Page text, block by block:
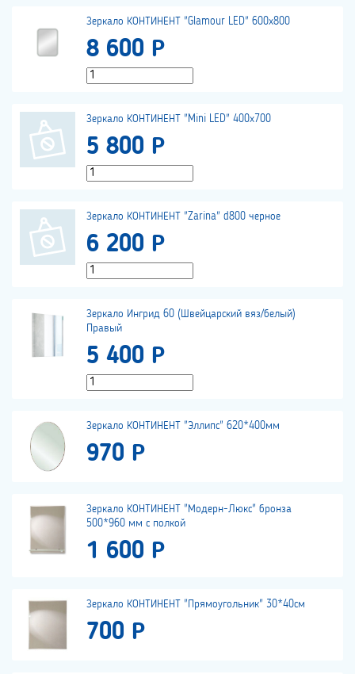
Зеркало КОНТИНЕНТ "Glamour LED" 600х800
8 600 Р
Зеркало КОНТИНЕНТ "Mini LED" 400х700
5 800 Р
Зеркало КОНТИНЕНТ "Zarina" d800 черное
6 200 Р
Зеркало Ингрид 60 (Швейцарский вяз/белый)
Правый
5 400 Р
Зеркало КОНТИНЕНТ "Эллипс" 620*400мм
970 Р
Зеркало КОНТИНЕНТ "Модерн-Люкс" бронза
500*960 мм с полкой
1 600 Р
Зеркало КОНТИНЕНТ "Прямоугольник" 30*40см
700 Р